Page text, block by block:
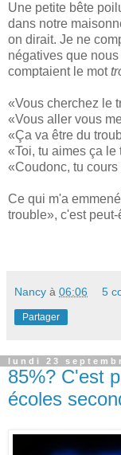
Une petite bête
dans notre
on dirait. Je ne
négatives que
comptaient le mot
«Vous cherchez le
«Vous aller vous
«Ça va être du
«Toi, tu aimes ça le
«Coudonc, tu
Ce qui m'a
trouble», c'est
Nancy à 06:06 5
Partager
lundi 23
85%? C'est
écoles